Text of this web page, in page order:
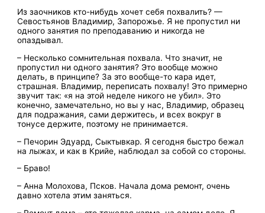
Из заочников кто-нибудь хочет себя похвалить? —
Севостьянов Владимир, Запорожье. Я не пропустил ни
одного занятия по преподаванию и никогда не
опаздывал.
– Несколько сомнительная похвала. Что значит, не
пропустил ни одного занятия? Это вообще можно
делать, в принципе? За это вообще-то кара идет,
страшная. Владимир, переписать похвалу! Это примерно
звучит так: «я на этой неделе никого не убил». Это
конечно, замечательно, но вы у нас, Владимир, образец
для подражания, сами держитесь, и всех вокруг в
тонусе держите, поэтому не принимается.
– Печорин Эдуард, Сыктывкар. Я сегодня быстро бежал
на лыжах, и как в Крийе, наблюдал за собой со стороны.
– Браво!
– Анна Молохова, Псков. Начала дома ремонт, очень
давно хотела этим заняться.